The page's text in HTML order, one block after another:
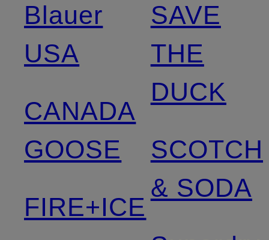
Blauer
USA
CANADA
GOOSE
FIRE+ICE
SAVE
THE
DUCK
SCOTCH
& SODA